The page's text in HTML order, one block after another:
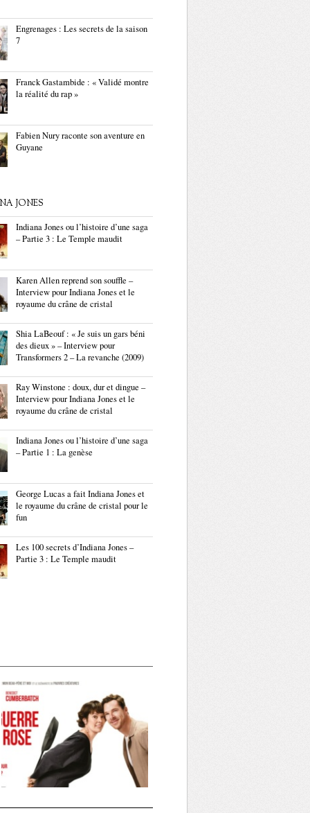
Engrenages : Les secrets de la saison
7
Franck Gastambide : « Validé montre
la réalité du rap »
Fabien Nury raconte son aventure en
Guyane
JONES
Indiana Jones ou l’histoire d’une saga
– Partie 3 : Le Temple maudit
Karen Allen reprend son souffle –
Interview pour Indiana Jones et le
royaume du crâne de cristal
Shia LaBeouf : « Je suis un gars béni
des dieux » – Interview pour
Transformers 2 – La revanche (2009)
Ray Winstone : doux, dur et dingue –
Interview pour Indiana Jones et le
royaume du crâne de cristal
Indiana Jones ou l’histoire d’une saga
– Partie 1 : La genèse
George Lucas a fait Indiana Jones et
le royaume du crâne de cristal pour le
fun
Les 100 secrets d’Indiana Jones –
Partie 3 : Le Temple maudit